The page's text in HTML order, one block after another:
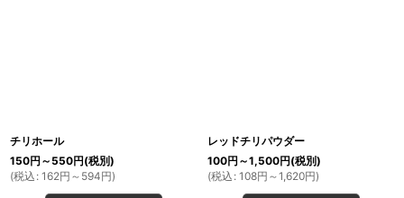
チリホール
150円 ～550円(税別)
(税込 : 162円 ～594円)
レッドチリパウダー
100円 ～1,500円(税別)
(税込 : 108円 ～1,620円)